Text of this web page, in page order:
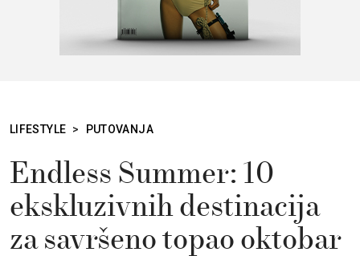
LIFESTYLE > PUTOVANJA
Endless Summer: 10
ekskluzivnih destinacija
za savršeno topao oktobar